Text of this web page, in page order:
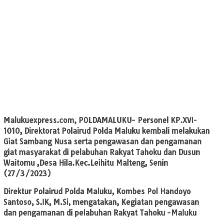
Malukuexpress.com, POLDAMALUKU- Personel KP.XVI-
1010, Direktorat Polairud Polda Maluku kembali melakukan
Giat Sambang Nusa serta pengawasan dan pengamanan
giat masyarakat di pelabuhan Rakyat Tahoku dan Dusun
Waitomu ,Desa Hila.Kec.Leihitu Malteng, Senin
(27/3/2023)
Direktur Polairud Polda Maluku, Kombes Pol Handoyo
Santoso, S.IK, M.Si, mengatakan, Kegiatan pengawasan
dan pengamanan di pelabuhan Rakyat Tahoku -Maluku